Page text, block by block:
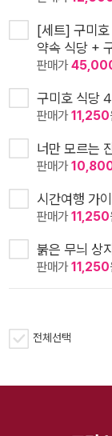
[세트] 구미
약속 식당 +
판매가
구미호 식당
판매가11,250
너만 모르는
판매가
시간여행 가
판매가11,250
붉은 무늬 상
판매가11,250
전체선택